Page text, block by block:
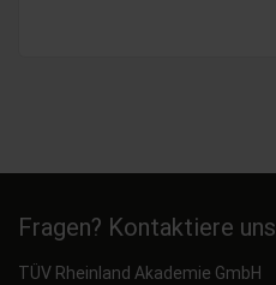
Fragen? Kontaktiere uns
TÜV Rheinland Akademie GmbH